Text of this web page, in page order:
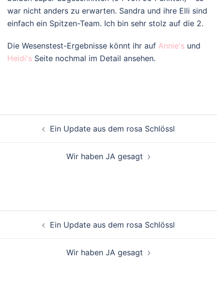
war nicht anders zu erwarten. Sandra und ihre Elli sind
einfach ein Spitzen-Team. Ich bin sehr stolz auf die 2.
Die Wesenstest-Ergebnisse könnt ihr auf Annie's und
Heidi's Seite nochmal im Detail ansehen.
Beitragsnavigation
Ein Update aus dem rosa Schlössl
Wir haben JA gesagt
Beitragsnavigation
Ein Update aus dem rosa Schlössl
Wir haben JA gesagt